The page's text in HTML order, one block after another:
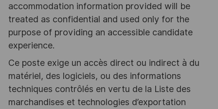
accommodation information provided will be
treated as confidential and used only for the
purpose of providing an accessible candidate
experience.
Ce poste exige un accès direct ou indirect à du
matériel, des logiciels, ou des informations
techniques contrôlés en vertu de la Liste des
marchandises et technologies d’exportation